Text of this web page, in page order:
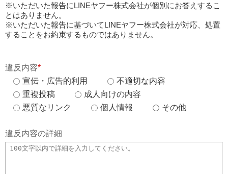
※いただいた報告にLINEヤフー株式会社が個別にお答えするこ
とはありません。
※いただいた報告に基づいてLINEヤフー株式会社が対応、処置
することをお約束するものではありません。
違反内容*
宣伝・広告的利用
不適切な内容
重複投稿
成人向けの内容
悪質なリンク
個人情報 その他
違反内容の詳細